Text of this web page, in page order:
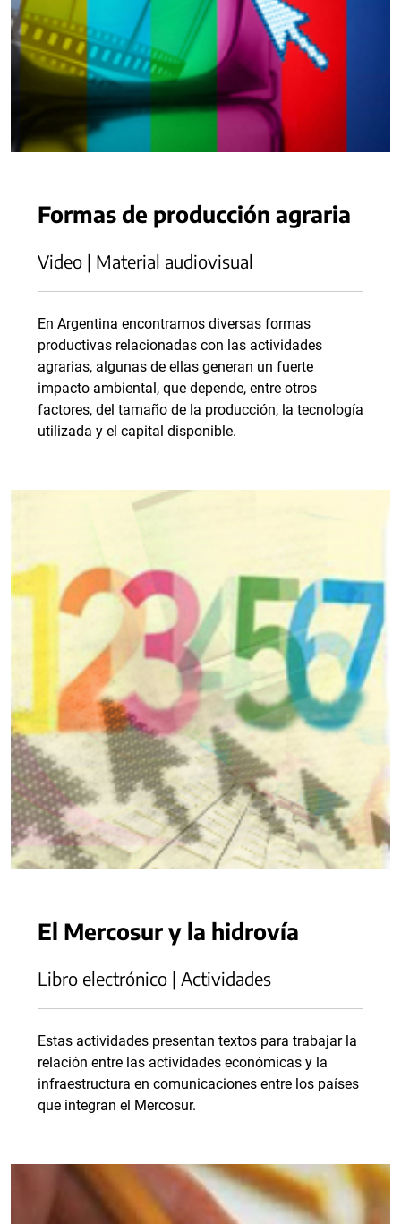
Formas de producción agraria
Video | Material audiovisual
En Argentina encontramos diversas formas
productivas relacionadas con las actividades
agrarias, algunas de ellas generan un fuerte
impacto ambiental, que depende, entre otros
factores, del tamaño de la producción, la tecnología
utilizada y el capital disponible.
El Mercosur y la hidrovía
Libro electrónico | Actividades
Estas actividades presentan textos para trabajar la
relación entre las actividades económicas y la
infraestructura en comunicaciones entre los países
que integran el Mercosur.